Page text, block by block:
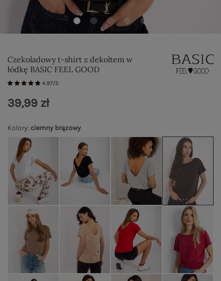
Czekoladowy t-shirt z dekoltem w
łódkę BASIC FEEL GOOD
4.97/5
Kolory: ciemny brązowy
39,99 zł